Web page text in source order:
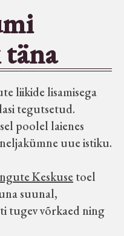
mailt
valdade
liikide lisamisega
tegutsetud.
poolel laienes
uue istiku.
Keskusetoel
suunal,
tugev võrkaed ning